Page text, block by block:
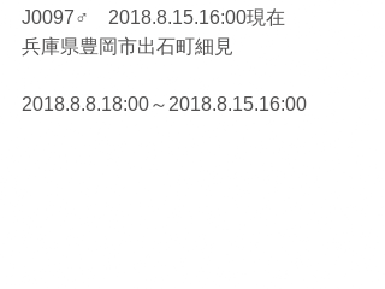
J0097♂　2018.8.15.16:00現在
兵庫県豊岡市出石町細見
2018.8.8.18:00～2018.8.15.16:00